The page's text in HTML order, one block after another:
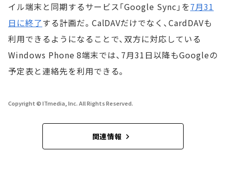
イル端末と同期するサービス「Google Sync」を7月31
日に終了する計画だ。CalDAVだけでなく、CardDAVも
利用できるようになることで、双方に対応している
Windows Phone 8端末では、7月31日以降もGoogleの
予定表と連絡先を利用できる。
Copyright © ITmedia, Inc. All Rights Reserved.
関連情報